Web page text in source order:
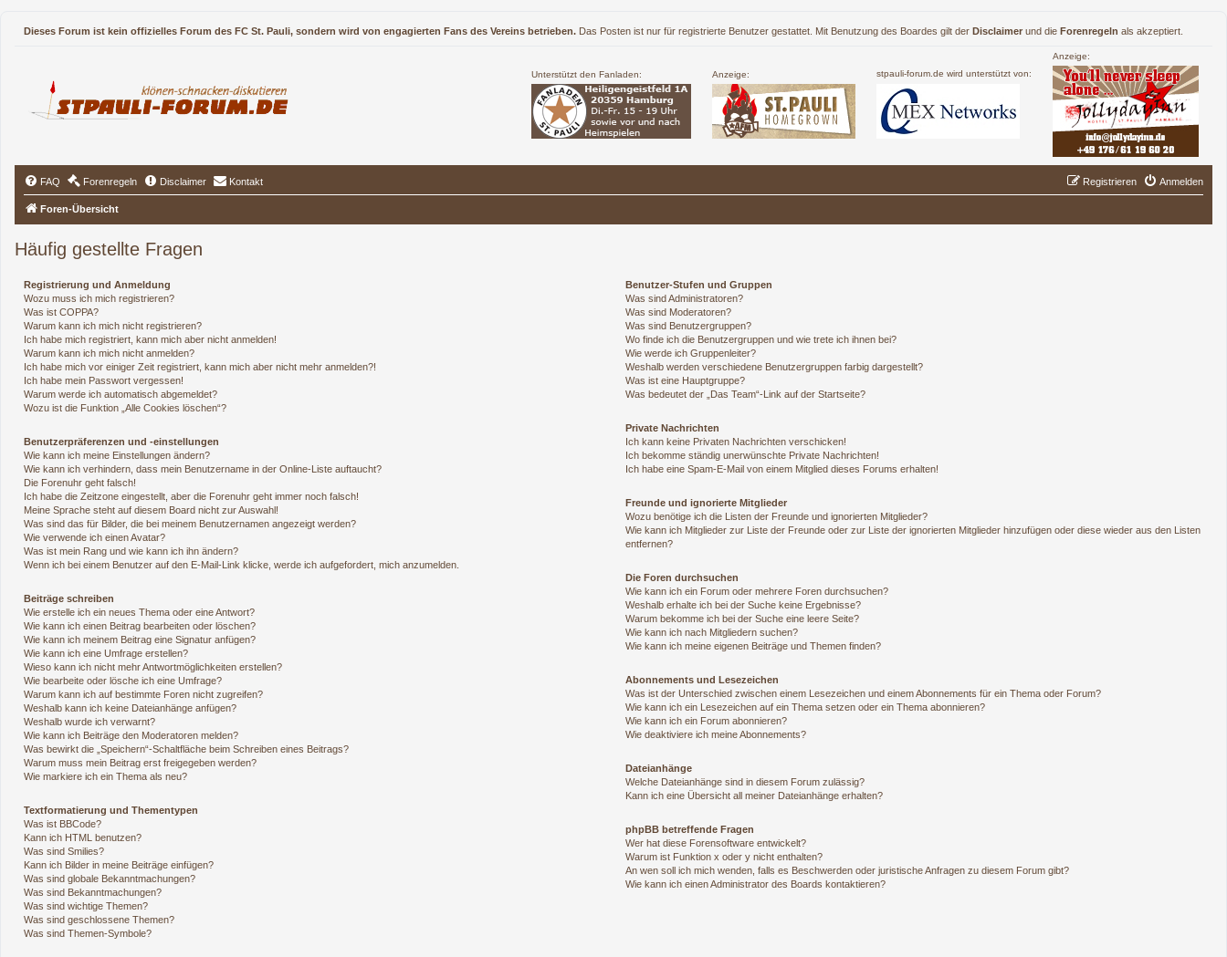
Dieses Forum ist kein offizielles Forum des FC St. Pauli, sondern wird von engagierten Fans des Vereins betrieben. Das Posten ist nur für registrierte Benutzer gestattet. Mit Benutzung des Boardes gilt der Disclaimer und die Forenregeln als akzeptiert.
Unterstützt den Fanladen: Anzeige: stpauli-forum.de wird unterstützt von:
Anzeige:
FAQ Forenregeln Disclaimer Kontakt Anmelden
Registrieren
Foren-Übersicht
Häufig gestellte Fragen
Registrierung und Anmeldung
Wozu muss ich mich registrieren?
Was ist COPPA?
Warum kann ich mich nicht registrieren?
Ich habe mich registriert, kann mich aber nicht anmelden!
Warum kann ich mich nicht anmelden?
Ich habe mich vor einiger Zeit registriert, kann mich aber nicht mehr anmelden?!
Ich habe mein Passwort vergessen!
Warum werde ich automatisch abgemeldet?
Wozu ist die Funktion „Alle Cookies löschen“?
Benutzerpräferenzen und -einstellungen
Wie kann ich meine Einstellungen ändern?
Wie kann ich verhindern, dass mein Benutzername in der Online-Liste auftaucht?
Die Forenuhr geht falsch!
Ich habe die Zeitzone eingestellt, aber die Forenuhr geht immer noch falsch!
Meine Sprache steht auf diesem Board nicht zur Auswahl!
Was sind das für Bilder, die bei meinem Benutzernamen angezeigt werden?
Wie verwende ich einen Avatar?
Was ist mein Rang und wie kann ich ihn ändern?
Wenn ich bei einem Benutzer auf den E-Mail-Link klicke, werde ich aufgefordert, mich anzumelden.
Beiträge schreiben
Wie erstelle ich ein neues Thema oder eine Antwort?
Wie kann ich einen Beitrag bearbeiten oder löschen?
Wie kann ich meinem Beitrag eine Signatur anfügen?
Wie kann ich eine Umfrage erstellen?
Wieso kann ich nicht mehr Antwortmöglichkeiten erstellen?
Wie bearbeite oder lösche ich eine Umfrage?
Warum kann ich auf bestimmte Foren nicht zugreifen?
Weshalb kann ich keine Dateianhänge anfügen?
Weshalb wurde ich verwarnt?
Wie kann ich Beiträge den Moderatoren melden?
Was bewirkt die „Speichern“-Schaltfläche beim Schreiben eines Beitrags?
Warum muss mein Beitrag erst freigegeben werden?
Wie markiere ich ein Thema als neu?
Textformatierung und Thementypen
Was ist BBCode?
Kann ich HTML benutzen?
Was sind Smilies?
Kann ich Bilder in meine Beiträge einfügen?
Was sind globale Bekanntmachungen?
Was sind Bekanntmachungen?
Was sind wichtige Themen?
Was sind geschlossene Themen?
Was sind Themen-Symbole?
Benutzer-Stufen und Gruppen
Was sind Administratoren?
Was sind Moderatoren?
Was sind Benutzergruppen?
Wo finde ich die Benutzergruppen und wie trete ich ihnen bei?
Wie werde ich Gruppenleiter?
Weshalb werden verschiedene Benutzergruppen farbig dargestellt?
Was ist eine Hauptgruppe?
Was bedeutet der „Das Team“-Link auf der Startseite?
Private Nachrichten
Ich kann keine Privaten Nachrichten verschicken!
Ich bekomme ständig unerwünschte Private Nachrichten!
Ich habe eine Spam-E-Mail von einem Mitglied dieses Forums erhalten!
Freunde und ignorierte Mitglieder
Wozu benötige ich die Listen der Freunde und ignorierten Mitglieder?
Wie kann ich Mitglieder zur Liste der Freunde oder zur Liste der ignorierten Mitglieder hinzufügen oder diese wieder aus den Listen
entfernen?
Die Foren durchsuchen
Wie kann ich ein Forum oder mehrere Foren durchsuchen?
Weshalb erhalte ich bei der Suche keine Ergebnisse?
Warum bekomme ich bei der Suche eine leere Seite?
Wie kann ich nach Mitgliedern suchen?
Wie kann ich meine eigenen Beiträge und Themen finden?
Abonnements und Lesezeichen
Was ist der Unterschied zwischen einem Lesezeichen und einem Abonnements für ein Thema oder Forum?
Wie kann ich ein Lesezeichen auf ein Thema setzen oder ein Thema abonnieren?
Wie kann ich ein Forum abonnieren?
Wie deaktiviere ich meine Abonnements?
Dateianhänge
Welche Dateianhänge sind in diesem Forum zulässig?
Kann ich eine Übersicht all meiner Dateianhänge erhalten?
phpBB betreffende Fragen
Wer hat diese Forensoftware entwickelt?
Warum ist Funktion x oder y nicht enthalten?
An wen soll ich mich wenden, falls es Beschwerden oder juristische Anfragen zu diesem Forum gibt?
Wie kann ich einen Administrator des Boards kontaktieren?